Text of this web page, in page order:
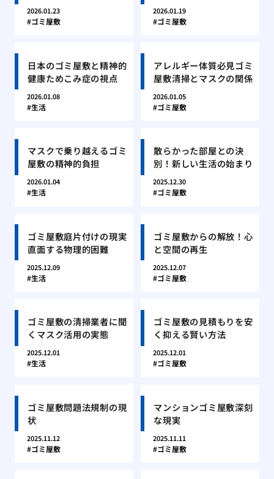
2026.01.23
ゴミ屋敷
2026.01.19
ゴミ屋敷
日本のゴミ屋敷と精神的
健康ためこみ症の視点
2026.01.08
生活
アレルギー体質必見ゴミ
屋敷清掃とマスクの関係
2026.01.05
ゴミ屋敷
マスクで乗り越えるゴミ
屋敷の精神的負担
2026.01.04
生活
散らかった部屋との決
別！新しい生活の始まり
2025.12.30
ゴミ屋敷
ゴミ屋敷庭片付けの現実
直面する物理的困難
2025.12.09
生活
ゴミ屋敷からの解放！心
と空間の再生
2025.12.07
ゴミ屋敷
ゴミ屋敷の清掃業者に聞
くマスク活用の実態
2025.12.01
生活
ゴミ屋敷の見積もりを安
く抑える賢い方法
2025.12.01
ゴミ屋敷
ゴミ屋敷問題法規制の現
状
2025.11.12
ゴミ屋敷
マンションゴミ屋敷深刻
な現実
2025.11.11
ゴミ屋敷